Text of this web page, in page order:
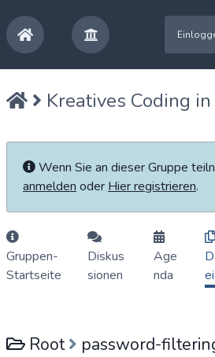
Kreatives Coding
Wenn Sie an dieser Gruppe
anmelden oder Hier registrieren.
Gruppen-
Startseite
Diskus
sionen
Age
nda
Root password-